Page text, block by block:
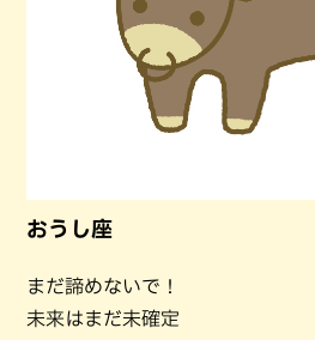
おうし座
まだ諦めないで！
未来はまだ未確定